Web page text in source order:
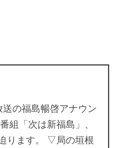
の福島暢啓アナウン
組「次は新福島」、
ります。 ▽局の垣根